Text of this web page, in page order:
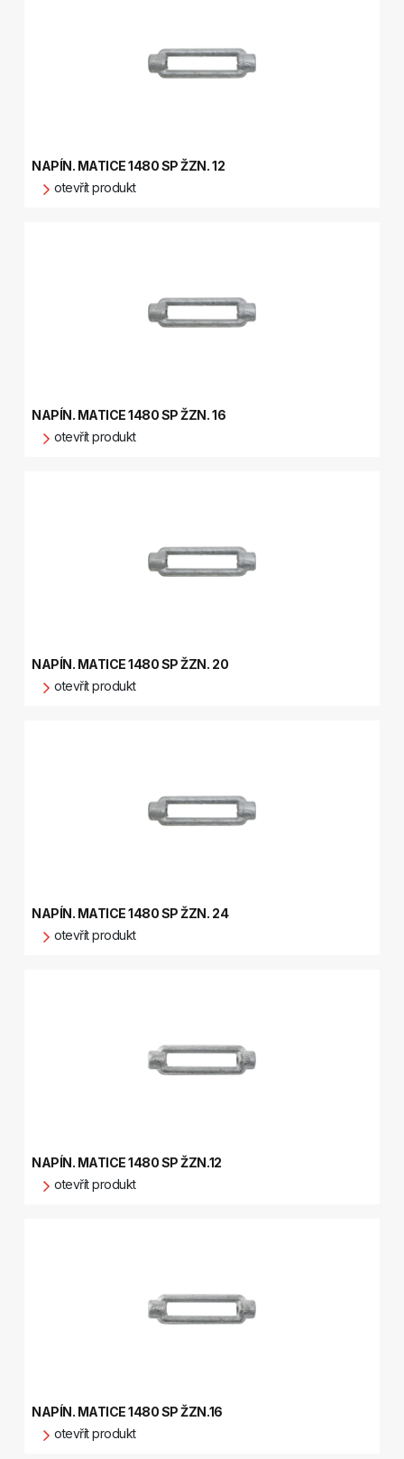
NAPÍN. MATICE 1480 SP ŽZN. 12
otevřít produkt
NAPÍN. MATICE 1480 SP ŽZN. 16
otevřít produkt
NAPÍN. MATICE 1480 SP ŽZN. 20
otevřít produkt
NAPÍN. MATICE 1480 SP ŽZN. 24
otevřít produkt
NAPÍN. MATICE 1480 SP ŽZN.12
otevřít produkt
NAPÍN. MATICE 1480 SP ŽZN.16
otevřít produkt